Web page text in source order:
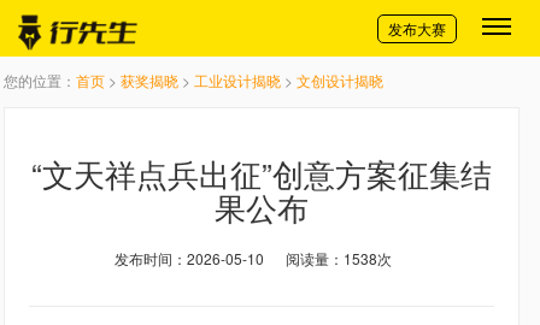
切换导航
发布大赛
您的位置： 首页 > 获奖揭晓 > 工业设计揭晓 > 文创设计揭晓
“文天祥点兵出征”创意方案征集结
果公布
发布时间：2026-05-10 阅读量：1538次